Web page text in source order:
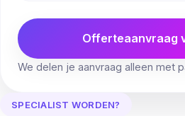
Offerteaanvraag
We delen je aanvraag alleen met
SPECIALIST WORDEN?